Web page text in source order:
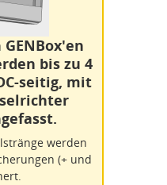
bis zu 4
seitig, mit
werden
(+ und